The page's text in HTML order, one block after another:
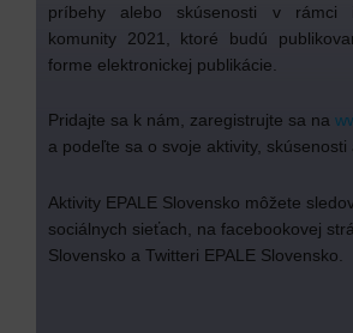
príbehy alebo skúsenosti v rámci
komunity 2021, ktoré budú
forme elektronickej publikácie.
Pridajte sa k nám, zaregistrujte sa na
a podeľte sa o svoje aktivity, skúsenosti
Aktivity EPALE Slovensko môžete
sociálnych sieťach, na facebookovej
Slovensko a Twitteri EPALE Slovensko.